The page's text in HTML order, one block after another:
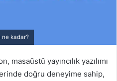
ne kadar?
masaüstü yayıncılık yazılımı
doğru deneyime sahip,